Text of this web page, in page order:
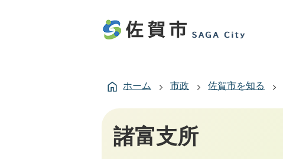
ホーム 市政 佐賀市を知る
諸富支所